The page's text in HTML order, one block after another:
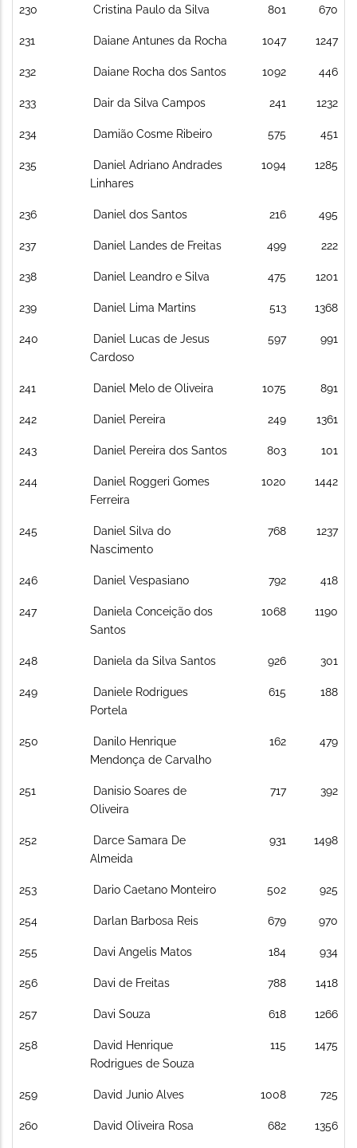
230 Cristina Paulo da Silva 801 670
231 Daiane Antunes da Rocha 1047 1247
232 Daiane Rocha dos Santos 1092 446
233 Dair da Silva Campos 241 1232
234 Damião Cosme Ribeiro 575 451
235
Daniel Adriano Andrades
Linhares
1094 1285
236 Daniel dos Santos 216 495
237 Daniel Landes de Freitas 499 222
238 Daniel Leandro e Silva 475 1201
239 Daniel Lima Martins 513 1368
240
Daniel Lucas de Jesus
Cardoso
597 991
241 Daniel Melo de Oliveira 1075 891
242 Daniel Pereira 249 1361
243 Daniel Pereira dos Santos 803 101
244
Daniel Roggeri Gomes
Ferreira
1020 1442
245
Daniel Silva do
Nascimento
768 1237
246 Daniel Vespasiano 792 418
247
Daniela Conceição dos
Santos
1068 1190
248 Daniela da Silva Santos 926 301
249
Daniele Rodrigues
Portela
615 188
250
Danilo Henrique
Mendonça de Carvalho
162 479
251
Danisio Soares de
Oliveira
717 392
252
Darce Samara De
Almeida
931 1498
253 Dario Caetano Monteiro 502 925
254 Darlan Barbosa Reis 679 970
255 Davi Angelis Matos 184 934
256 Davi de Freitas 788 1418
257 Davi Souza 618 1266
258
David Henrique
Rodrigues de Souza
115 1475
259 David Junio Alves 1008 725
260 David Oliveira Rosa 682 1356